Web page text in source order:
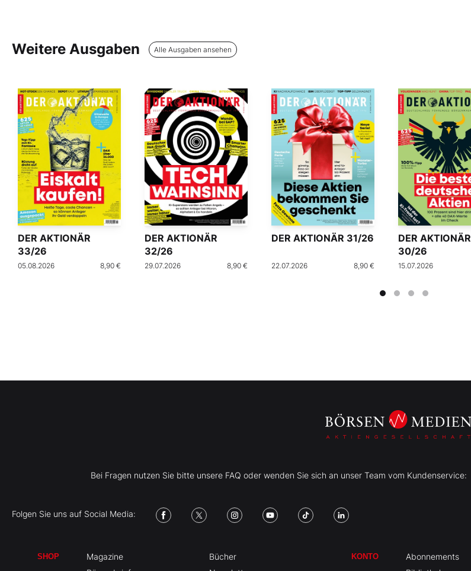
Weitere Ausgaben Alle Ausgaben ansehen
DER AKTIONÄR
33/26
05.08.2026 8,90 €
DER AKTIONÄR
32/26
29.07.2026 8,90 €
DER AKTIONÄR 31/26
22.07.2026 8,90 €
DER AKTIONÄR
30/26
15.07.2026
Bei Fragen nutzen Sie bitte unsere FAQ oder wenden Sie sich an unser Team vom Kundenservice:
Folgen Sie uns auf Social Media:
SHOP
Magazine
Bücher
KONTO
Abonnements